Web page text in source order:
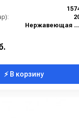
Нержавеющая сталь
⚡ В корзину